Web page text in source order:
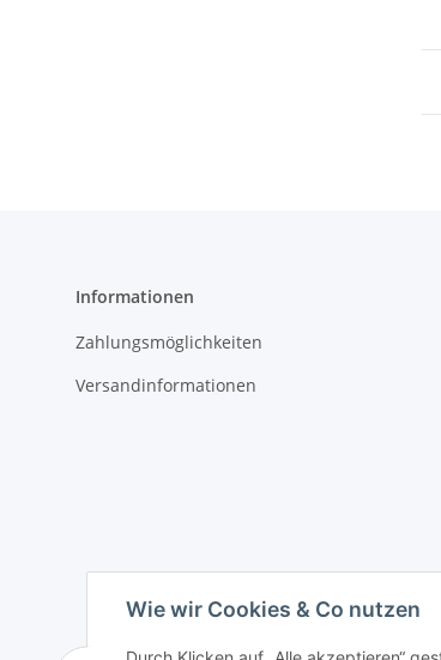
Wie wir Cookies & Co nutzen
Informationen
Zahlungsmöglichkeiten
Versandinformationen